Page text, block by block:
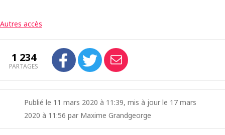
Autres accès
1 234
PARTAGES
Publié le 11 mars 2020 à 11:39, mis à jour le 17 mars
2020 à 11:56 par Maxime Grandgeorge